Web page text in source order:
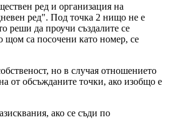
ред и организация на
ред". Под точка 2 нищо не е
реши да проучи създалите се
щом са посочени като номер, се
но в случая отношението
от обсъжданите точки, ако изобщо е
ако се съди по